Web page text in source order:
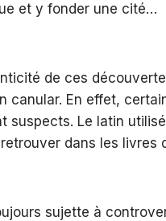
et y fonder une cité…
de ces
canular. En effet,
suspects. Le latin
dans les livres
sujette à